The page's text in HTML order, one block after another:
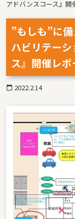
アドバンスコース』開
”もしも”に
ハビリテー
ス』開催レポ
calendar_today 2022.2.14